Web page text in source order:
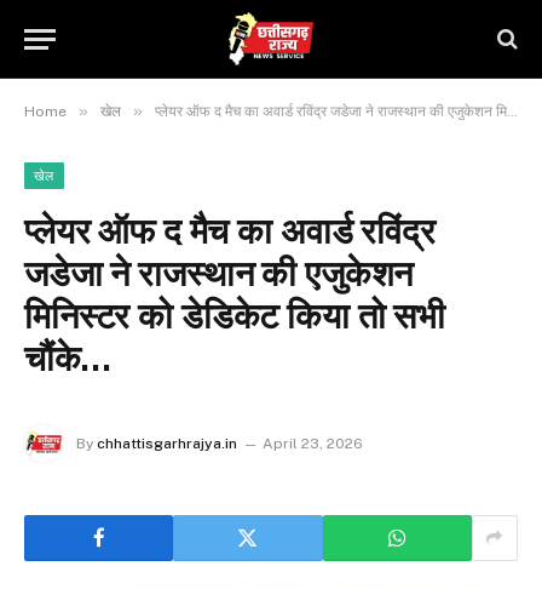
Home » खेल » प्लेयर ऑफ द मैच का अवार्ड रविंद्र जडेजा ने राजस्थान की एजुकेशन मिनिस्टर को डेडिकेट किया तो सभी चौंके…
खेल
प्लेयर ऑफ द मैच का अवार्ड रविंद्र
जडेजा ने राजस्थान की एजुकेशन
मिनिस्टर को डेडिकेट किया तो सभी
चौंके…
By chhattisgarhrajya.in April 23, 2026